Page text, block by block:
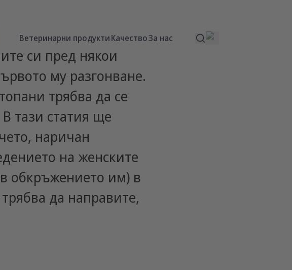
Ветеринарни продуктиКачествоЗа нас
си пред някои
му разгонване.
трябва да се
тази статия ще
наричан
на женските
обкръжението им) в
да направите,